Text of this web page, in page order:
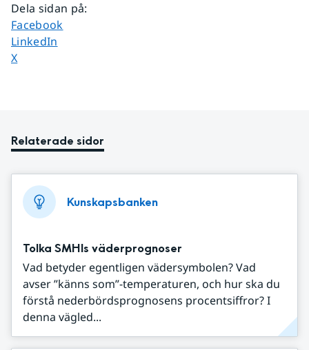
Dela sidan på:
Dela sidan på
Facebook
Dela sidan på
LinkedIn
Dela sidan på
X
Relaterade sidor
Kunskapsbanken
Tolka SMHIs väderprognoser
Vad betyder egentligen vädersymbolen? Vad
avser ”känns som”-temperaturen, och hur ska du
förstå nederbördsprognosens procentsiffror? I
denna vägled...